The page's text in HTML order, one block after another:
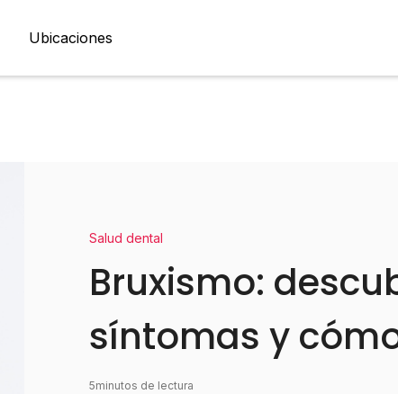
Ubicaciones
Salud dental
Bruxismo:
síntomas y
5minutos de lectura